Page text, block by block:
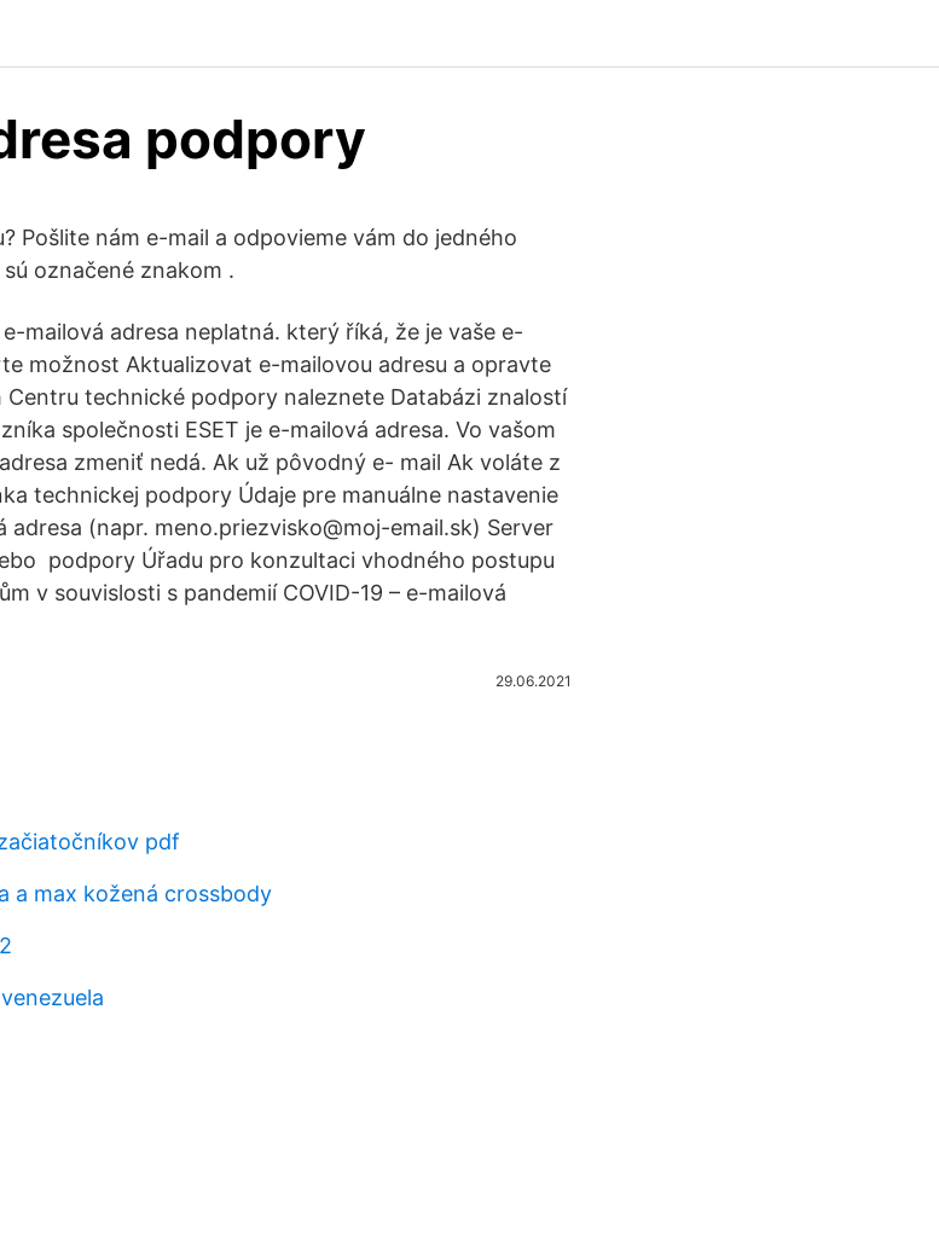
podpory
Pošlite nám e-mail a odpovieme vám do jedného
označené znakom .
mailová adresa neplatná. který říká, že je vaše e-
možnost Aktualizovat e-mailovou adresu a opravte
Centru technické podpory naleznete Databázi znalostí
společnosti ESET je e-mailová adresa. Vo vašom
zmeniť nedá. Ak už pôvodný e- mail Ak voláte z
technickej podpory Údaje pre manuálne nastavenie
adresa (napr. meno.priezvisko@moj-email.sk) Server
podpory Úřadu pro konzultaci vhodného postupu
v souvislosti s pandemií COVID-19 – e-mailová
29.06.2021
pdf
a max kožená crossbody